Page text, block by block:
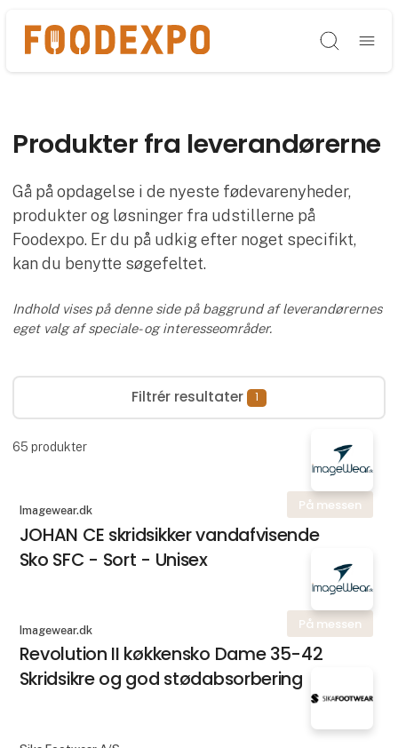
Søg
Produkter fra leverandørerne
Gå på opdagelse i de nyeste fødevarenyheder,
produkter og løsninger fra udstillerne på
Foodexpo. Er du på udkig efter noget specifikt,
kan du benytte søgefeltet.
Indhold vises på denne side på baggrund af leverandørernes
eget valg af speciale- og interesseområder.
Filtrér resultater 1
65 produkter
På messen
Imagewear.dk
JOHAN CE skridsikker vandafvisende
Sko SFC - Sort - Unisex
På messen
Imagewear.dk
Revolution II køkkensko Dame 35-42
Skridsikre og god stødabsorbering